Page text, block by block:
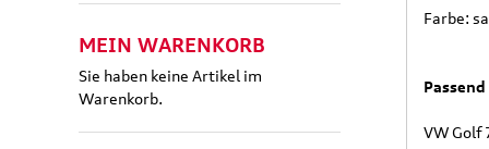
Farbe:
VW Golf
MEIN WARENKORB
Sie haben keine Artikel im
Warenkorb.